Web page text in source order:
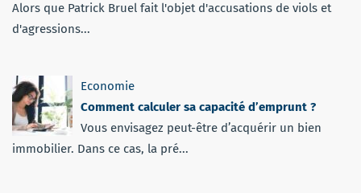
Alors que Patrick Bruel fait l'objet d'accusations de viols et
d'agressions...
Economie
Comment calculer sa capacité d’emprunt ?
Vous envisagez peut-être d’acquérir un bien
immobilier. Dans ce cas, la pré...